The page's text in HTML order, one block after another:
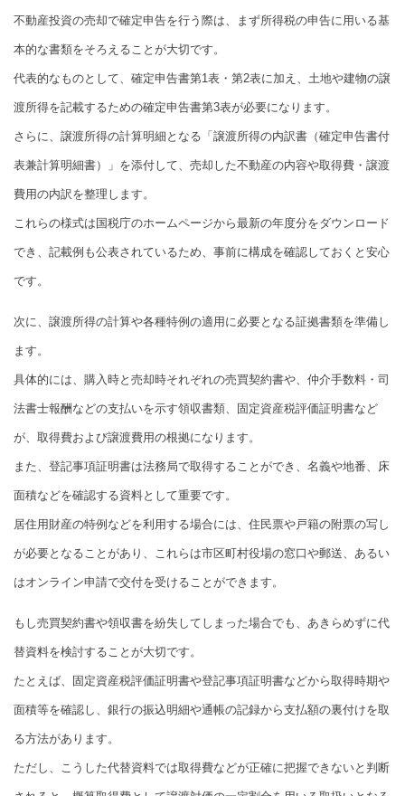
不動産投資の売却で確定申告を行う際は、まず所得税の申告に用いる基
本的な書類をそろえることが大切です。
代表的なものとして、確定申告書第1表・第2表に加え、土地や建物の譲
渡所得を記載するための確定申告書第3表が必要になります。
さらに、譲渡所得の計算明細となる「譲渡所得の内訳書（確定申告書付
表兼計算明細書）」を添付して、売却した不動産の内容や取得費・譲渡
費用の内訳を整理します。
これらの様式は国税庁のホームページから最新の年度分をダウンロード
でき、記載例も公表されているため、事前に構成を確認しておくと安心
です。
次に、譲渡所得の計算や各種特例の適用に必要となる証拠書類を準備し
ます。
具体的には、購入時と売却時それぞれの売買契約書や、仲介手数料・司
法書士報酬などの支払いを示す領収書類、固定資産税評価証明書など
が、取得費および譲渡費用の根拠になります。
また、登記事項証明書は法務局で取得することができ、名義や地番、床
面積などを確認する資料として重要です。
居住用財産の特例などを利用する場合には、住民票や戸籍の附票の写し
が必要となることがあり、これらは市区町村役場の窓口や郵送、あるい
はオンライン申請で交付を受けることができます。
もし売買契約書や領収書を紛失してしまった場合でも、あきらめずに代
替資料を検討することが大切です。
たとえば、固定資産税評価証明書や登記事項証明書などから取得時期や
面積等を確認し、銀行の振込明細や通帳の記録から支払額の裏付けを取
る方法があります。
ただし、こうした代替資料では取得費などが正確に把握できないと判断